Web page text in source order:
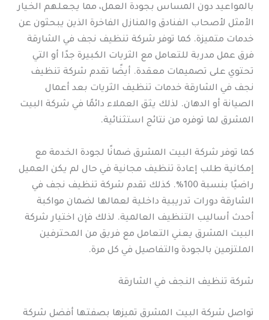
بالمواعيد دون المساس بجودة العمل، مما يجعلهم الخيار
الأمثل لأصحاب الفنادق والمنازل الفاخرة الذين يبحثون عن
خدمات متميزة. كما توفر شركة تنظيف نجف في الشارقة
فرق عمل مدربة للتعامل مع الثريات الكبيرة جدًا أو التي
تحتوي على تصميمات معقدة. أيضًا تقدم شركة تنظيف
نجف في الشارقة خدمات تنظيف الثريات بعد أعمال
الصيانة أو الدهان. لذلك يثق العملاء دائمًا في شركة البيت
المشرق لما توفره من نتائج استثنائية.
كما توفر شركة البيت المشرق ضمانًا لجودة الخدمة مع
إمكانية طلب إعادة تنظيف مجانية في حال لم يكن العميل
راضيًا بنسبة 100%. كذلك تقدم شركة تنظيف نجف في
الشارقة دورات تدريبية داخلية لعمالها لضمان مواكبة
أحدث أساليب التنظيف العالمية. لذلك فإن اختيار شركة
البيت المشرق يعني التعامل مع فريق من المحترفين
الملتزمين بالجودة والتفاصيل في كل مرة.
شركة تنظيف النجف في الشارقة
تواصل شركة البيت المشرق تميزها بصفتها أفضل شركة